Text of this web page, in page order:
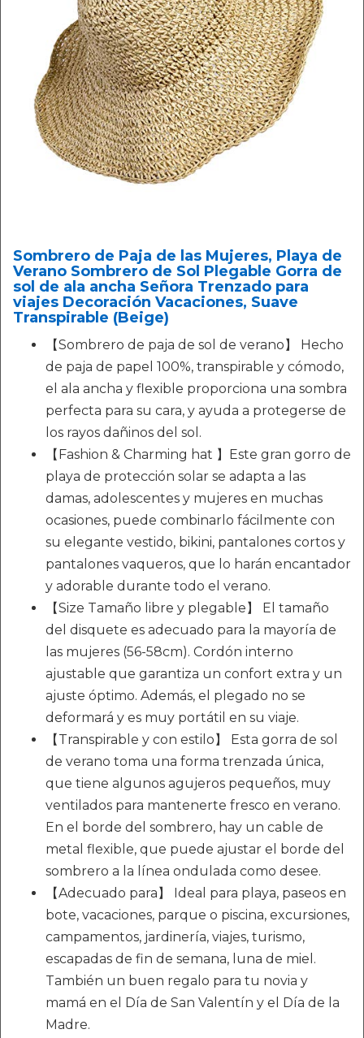
Sombrero de Paja de las Mujeres, Playa de
Verano Sombrero de Sol Plegable Gorra de
sol de ala ancha Señora Trenzado para
viajes Decoración Vacaciones, Suave
Transpirable (Beige)
【Sombrero de paja de sol de verano】 Hecho
de paja de papel 100%, transpirable y cómodo,
el ala ancha y flexible proporciona una sombra
perfecta para su cara, y ayuda a protegerse de
los rayos dañinos del sol.
【Fashion & Charming hat 】Este gran gorro de
playa de protección solar se adapta a las
damas, adolescentes y mujeres en muchas
ocasiones, puede combinarlo fácilmente con
su elegante vestido, bikini, pantalones cortos y
pantalones vaqueros, que lo harán encantador
y adorable durante todo el verano.
【Size Tamaño libre y plegable】 El tamaño
del disquete es adecuado para la mayoría de
las mujeres (56-58cm). Cordón interno
ajustable que garantiza un confort extra y un
ajuste óptimo. Además, el plegado no se
deformará y es muy portátil en su viaje.
【Transpirable y con estilo】 Esta gorra de sol
de verano toma una forma trenzada única,
que tiene algunos agujeros pequeños, muy
ventilados para mantenerte fresco en verano.
En el borde del sombrero, hay un cable de
metal flexible, que puede ajustar el borde del
sombrero a la línea ondulada como desee.
【Adecuado para】 Ideal para playa, paseos en
bote, vacaciones, parque o piscina, excursiones,
campamentos, jardinería, viajes, turismo,
escapadas de fin de semana, luna de miel.
También un buen regalo para tu novia y
mamá en el Día de San Valentín y el Día de la
Madre.